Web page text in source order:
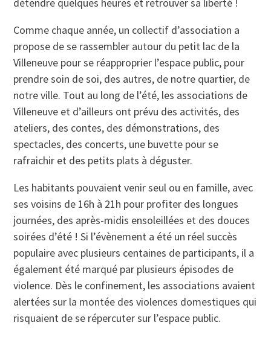
Comme chaque année, un collectif d’association a
propose de se rassembler autour du petit lac de la
Villeneuve pour se réapproprier l’espace public, pour
prendre soin de soi, des autres, de notre quartier, de
notre ville. Tout au long de l’été, les associations de
Villeneuve et d’ailleurs ont prévu des activités, des
ateliers, des contes, des démonstrations, des
spectacles, des concerts, une buvette pour se
rafraichir et des petits plats à déguster.
Les habitants pouvaient venir seul ou en famille, avec
ses voisins de 16h à 21h pour profiter des longues
journées, des après-midis ensoleillées et des douces
soirées d’été ! Si l’évènement a été un réel succès
populaire avec plusieurs centaines de participants, il a
également été marqué par plusieurs épisodes de
violence. Dès le confinement, les associations avaient
alertées sur la montée des violences domestiques qui
risquaient de se répercuter sur l’espace public.